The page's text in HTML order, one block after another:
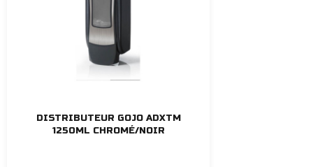
DISTRIBUTEUR GOJO ADXTM
1250ML CHROMÉ/NOIR